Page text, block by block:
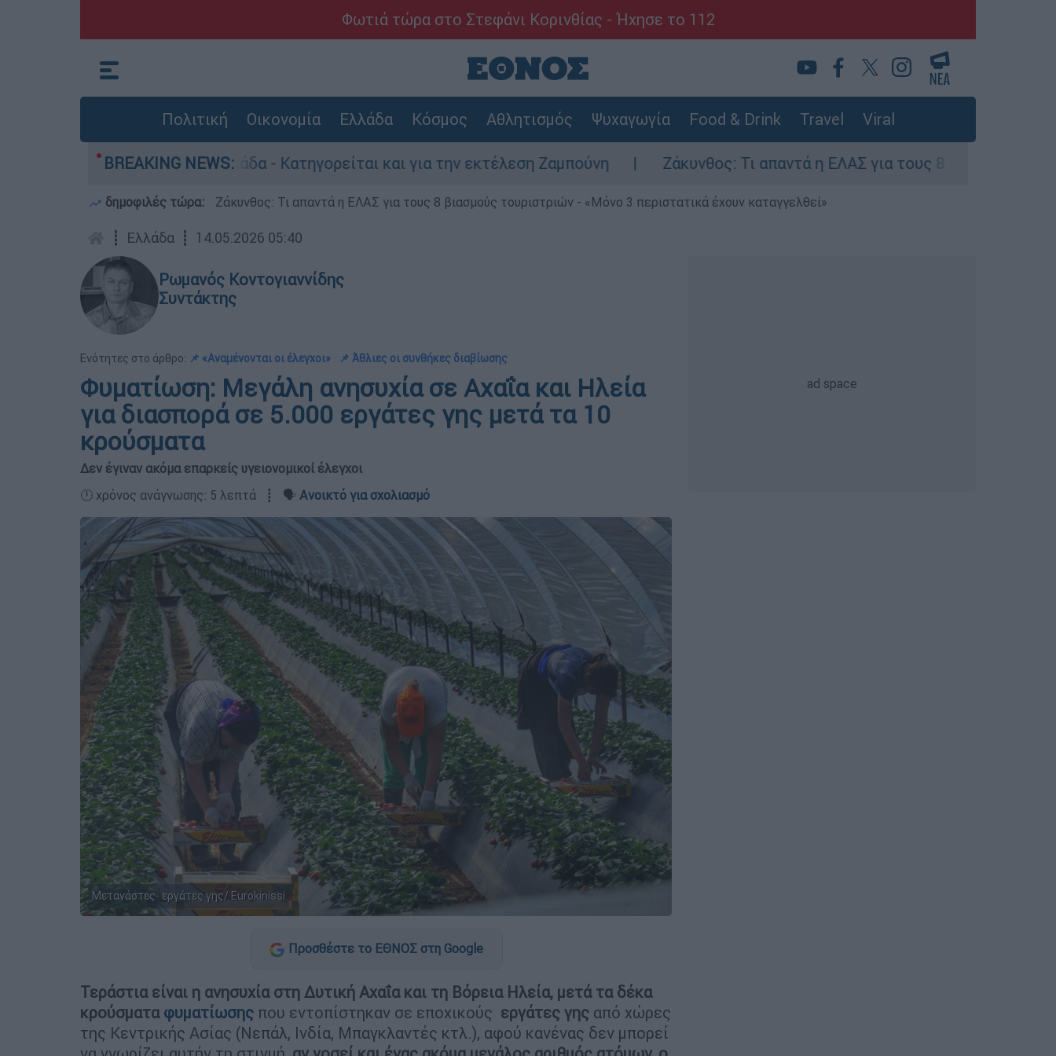
Φωτιά τώρα στο Στεφάνι Κορινθίας - Ήχησε το 112
Πολιτική Οικονομία Ελλάδα Κόσμος Αθλητισμός Ψυχαγωγία Food & Drink Travel Viral
BREAKING NEWS:
στην Ελλάδα - Κατηγορείται και για την εκτέλεση Ζαμπούνη Ζάκυνθος: Τι απαντά η ΕΛΑΣ για τους 8 βιασμούς τουριστριών -
δημοφιλές τώρα: Ζάκυνθος: Τι απαντά η ΕΛΑΣ για τους 8 βιασμούς τουριστριών - «Μόνο 3 περιστατικά έχουν καταγγελθεί»
┋ Ελλάδα ┋ 14.05.2026 05:40
Ρωμανός Κοντογιαννίδης
Συντάκτης
Ενότητες στο άρθρο: 📌 «Αναμένονται οι έλεγχοι» 📌 Άθλιες οι συνθήκες διαβίωσης
Φυματίωση: Μεγάλη ανησυχία σε Αχαΐα και Ηλεία
για διασπορά σε 5.000 εργάτες γης μετά τα 10
κρούσματα
Δεν έγιναν ακόμα επαρκείς υγειονομικοί έλεγχοι
🕛 χρόνος ανάγνωσης: 5 λεπτά ┋ 🗣️ Ανοικτό για σχολιασμό
Μετανάστες- εργάτες γης/ Eurokinissi
Προσθέστε το ΕΘΝΟΣ στη Google
Τεράστια είναι η ανησυχία στη Δυτική Αχαΐα και τη Βόρεια Ηλεία, μετά τα δέκα
κρούσματα φυματίωσης που εντοπίστηκαν σε εποχικούς εργάτες γης από χώρες
της Κεντρικής Ασίας (Νεπάλ, Ινδία, Μπαγκλαντές κτλ.), αφού κανένας δεν μπορεί